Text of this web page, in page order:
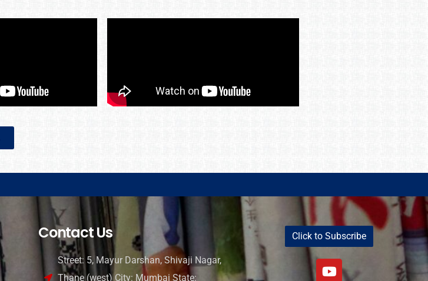
Contact Us
Street: 5, Mayur Darshan, Shivaji Nagar,
Thane (west) City: Mumbai State:
Click to Subscribe